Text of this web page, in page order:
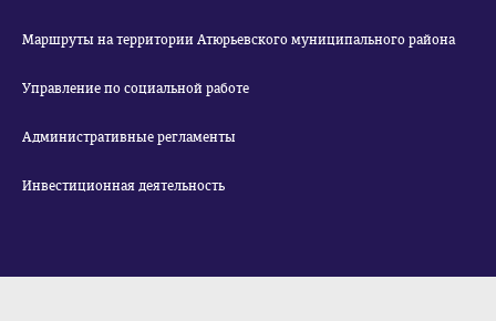
Маршруты на территории Атюрьевского муниципального района
Управление по социальной работе
Административные регламенты
Инвестиционная деятельность